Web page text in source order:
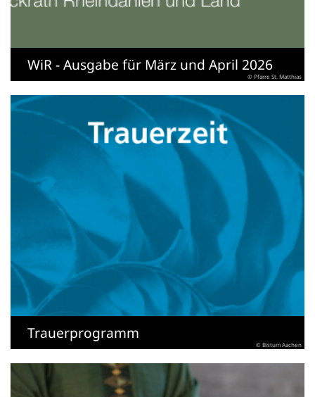
WiR - Ausgabe für März und April 2026
© Pfarre St. Matthias
Trauerprogramm
© Bistum Aachen